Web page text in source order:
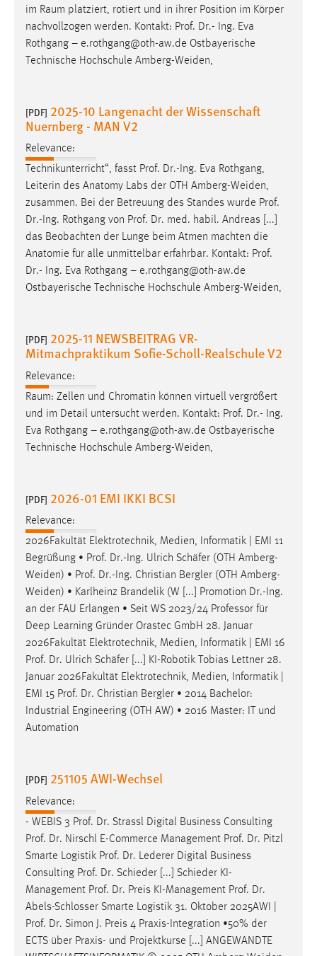
im Raum platziert, rotiert und in ihrer Position im Körper
nachvollzogen werden. Kontakt: Prof. Dr.- Ing. Eva
Rothgang – e.rothgang@oth-aw.de Ostbayerische
Technische Hochschule Amberg-Weiden,
[PDF] 2025-10 Langenacht der Wissenschaft
Nuernberg - MAN V2
Relevance:
Technikunterricht“, fasst Prof. Dr.-Ing. Eva Rothgang,
Leiterin des Anatomy Labs der OTH Amberg-Weiden,
zusammen. Bei der Betreuung des Standes wurde Prof.
Dr.-Ing. Rothgang von Prof. Dr. med. habil. Andreas [...]
das Beobachten der Lunge beim Atmen machten die
Anatomie für alle unmittelbar erfahrbar. Kontakt: Prof.
Dr.- Ing. Eva Rothgang – e.rothgang@oth-aw.de
Ostbayerische Technische Hochschule Amberg-Weiden,
[PDF] 2025-11 NEWSBEITRAG VR-
Mitmachpraktikum Sofie-Scholl-Realschule V2
Relevance:
Raum: Zellen und Chromatin können virtuell vergrößert
und im Detail untersucht werden. Kontakt: Prof. Dr.- Ing.
Eva Rothgang – e.rothgang@oth-aw.de Ostbayerische
Technische Hochschule Amberg-Weiden,
[PDF] 2026-01 EMI IKKI BCSI
Relevance:
2026Fakultät Elektrotechnik, Medien, Informatik | EMI 11
Begrüßung • Prof. Dr.-Ing. Ulrich Schäfer (OTH Amberg-
Weiden) • Prof. Dr.-Ing. Christian Bergler (OTH Amberg-
Weiden) • Karlheinz Brandelik (W [...] Promotion Dr.-Ing.
an der FAU Erlangen • Seit WS 2023/24 Professor für
Deep Learning Gründer Orastec GmbH 28. Januar
2026Fakultät Elektrotechnik, Medien, Informatik | EMI 16
Prof. Dr. Ulrich Schäfer [...] KI-Robotik Tobias Lettner 28.
Januar 2026Fakultät Elektrotechnik, Medien, Informatik |
EMI 15 Prof. Dr. Christian Bergler • 2014 Bachelor:
Industrial Engineering (OTH AW) • 2016 Master: IT und
Automation
[PDF] 251105 AWI-Wechsel
Relevance:
- WEBIS 3 Prof. Dr. Strassl Digital Business Consulting
Prof. Dr. Nirschl E-Commerce Management Prof. Dr. Pitzl
Smarte Logistik Prof. Dr. Lederer Digital Business
Consulting Prof. Dr. Schieder [...] Schieder KI-
Management Prof. Dr. Preis KI-Management Prof. Dr.
Abels-Schlosser Smarte Logistik 31. Oktober 2025AWI |
Prof. Dr. Simon J. Preis 4 Praxis-Integration •50% der
ECTS über Praxis- und Projektkurse [...] ANGEWANDTE